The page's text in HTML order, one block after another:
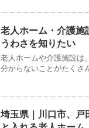
老人ホーム・介護施
うわさを知りたい
老人ホームや介護施設は
分からないことがたくさ
埼玉県｜川口市、戸